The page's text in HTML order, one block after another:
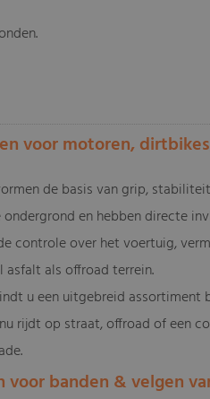
voor motoren,
de basis van grip,
en hebben directe
controle over het voertuig,
als offroad terrein.
u een uitgebreid
rijdt op straat, offroad of een
voor banden & velgen